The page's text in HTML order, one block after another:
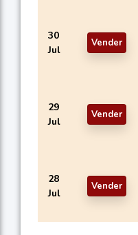
30
Jul
Vender
29
Jul
Vender
28
Jul
Vender